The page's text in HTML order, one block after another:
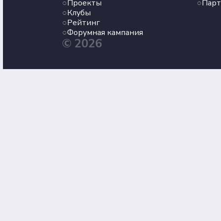
Проекты
Клубы
Рейтинг
Форумная кампания
© 2026